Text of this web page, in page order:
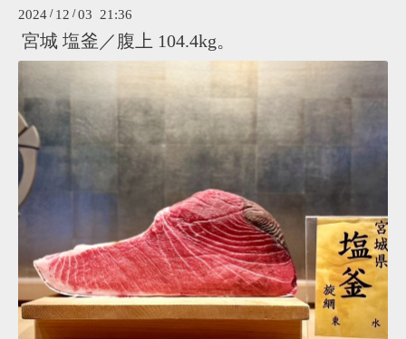
2024 / 12 /03 21:36
宮城 塩釜／腹上 104.4kg。